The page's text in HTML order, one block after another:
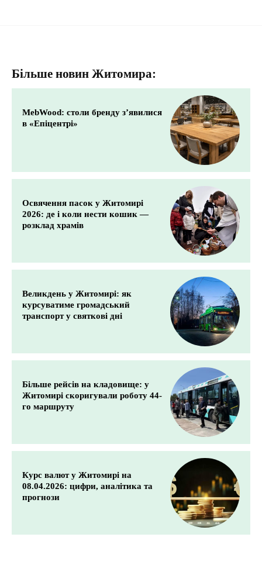
Більше новин Житомира:
MebWood: столи бренду з’явилися
в «Епіцентрі»
Освячення пасок у Житомирі
2026: де і коли нести кошик —
розклад храмів
Великдень у Житомирі: як
курсуватиме громадський
транспорт у святкові дні
Більше рейсів на кладовище: у
Житомирі скоригували роботу 44-
го маршруту
Курс валют у Житомирі на
08.04.2026: цифри, аналітика та
прогнози